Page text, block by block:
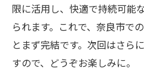
限に活用し、快適で持続可能
られます。これで、奈良市で
とまず完結です。次回はさら
すので、どうぞお楽しみに。